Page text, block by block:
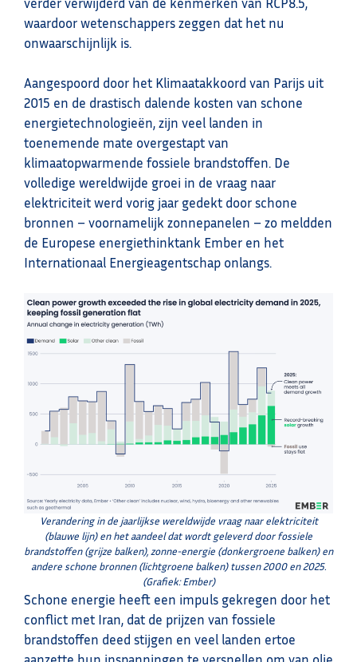
waardoor wetenschappers zeggen dat het nu
onwaarschijnlijk is.
Aangespoord door het Klimaatakkoord van Parijs uit
2015 en de drastisch dalende kosten van schone
energietechnologieën, zijn veel landen in
toenemende mate overgestapt van
klimaatopwarmende fossiele brandstoffen. De
volledige wereldwijde groei in de vraag naar
elektriciteit werd vorig jaar gedekt door schone
bronnen – voornamelijk zonnepanelen – zo meldden
de Europese energiethinktank Ember en het
Internationaal Energieagentschap onlangs.
Verandering in de jaarlijkse wereldwijde vraag naar elektriciteit
(blauwe lijn) en het aandeel dat wordt geleverd door fossiele
brandstoffen (grijze balken), zonne-energie (donkergroene balken) en
andere schone bronnen (lichtgroene balken) tussen 2000 en 2025.
(Grafiek: Ember)
Schone energie heeft een impuls gekregen door het
conflict met Iran, dat de prijzen van fossiele
brandstoffen deed stijgen en veel landen ertoe